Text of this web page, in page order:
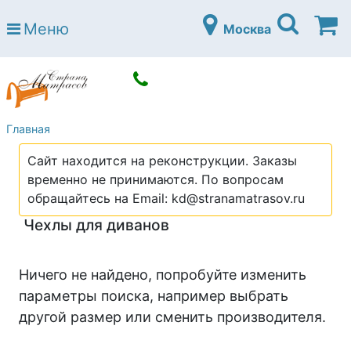
Страна матрасов
Open submenu (Матрасы)
Open submenu (Кровати)
Кровати
Open submenu (Аксессуары)
Open submenu (Диваны)
Диваны
Open submenu (Постельное белье)
Постельное белье
Open submenu (Мебель)
Мебель
Open submenu (Основания)
Основания
Детские матрасы
Open submenu (Детские кровати)
Детские кровати
Open submenu (Шкафы)
Шкафы
Меню Москва
Главная
Сайт находится на реконструкции. Заказы
временно не принимаются. По вопросам
обращайтесь на Email: kd@stranamatrasov.ru
Чехлы для диванов
Ничего не найдено, попробуйте изменить
параметры поиска, например выбрать
другой размер или сменить производителя.